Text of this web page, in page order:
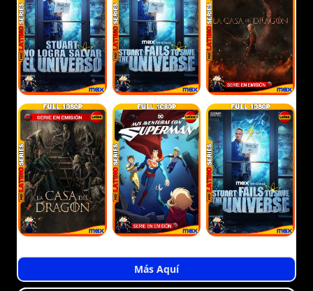
Más Aquí